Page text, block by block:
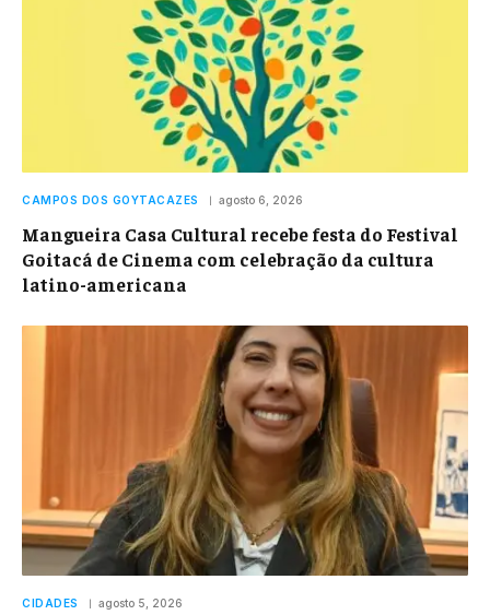
CAMPOS DOS GOYTACAZES agosto 6, 2026
Mangueira Casa Cultural recebe festa do Festival
Goitacá de Cinema com celebração da cultura
latino-americana
CIDADES agosto 5, 2026